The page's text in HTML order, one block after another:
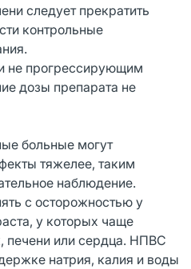
следует прекратить
контрольные
не прогрессирующим
дозы препарата не
больные могут
тяжелее, таким
наблюдение.
с осторожностью у
у которых чаще
печени или сердца. НПВС
натрия, калия и воды